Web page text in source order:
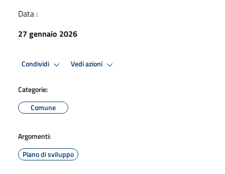
Data :
27 gennaio 2026
Condividi Vedi azioni
Categorie:
Comune
Argomenti:
Piano di sviluppo